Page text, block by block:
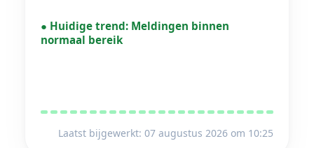
● Huidige trend: Meldingen binnen
normaal bereik
Laatst bijgewerkt: 07 augustus 2026 om 10:25